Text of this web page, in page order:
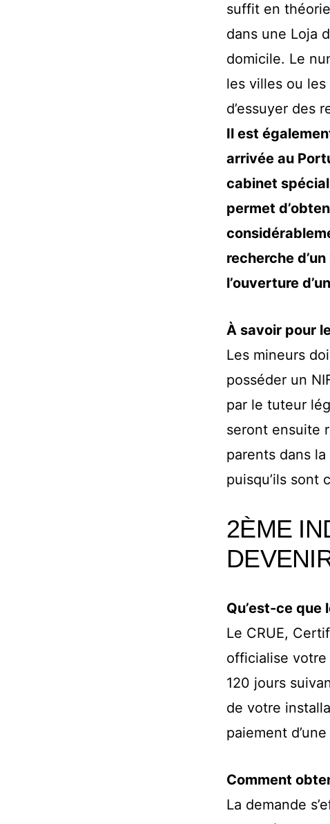
suffit en
dans une Loja
domicile. Le
les villes ou les
d’essuyer des
Il est
arrivée au
cabinet
permet
recherche
l’ouverture
À savoir pour
Les mineurs
posséder un
par le tuteur
seront ensuite
parents dans la
puisqu’ils sont
2ÈME
Qu’est-ce que
Le CRUE,
officialise
120 jours
de votre
paiement
Comment
La demande